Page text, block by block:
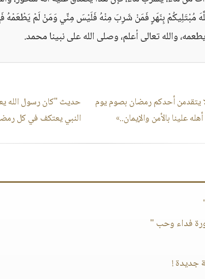
مُبْتَلِيكُمْ بِنَهَرٍ فَمَنْ شَرِبَ مِنْهُ فَلَيْسَ مِنِّي وَمَنْ لَمْ يَطْعَمْهُ
والله تعالى أعلم، وصلى الله على نبينا محمد.
يتقدمن أحدكم رمضان بصوم يوم
علينا بالأمن والإيمان..»
حديث "كان رسول الله
النبي يعتكف في كل
فداء وحب "
جديدة !